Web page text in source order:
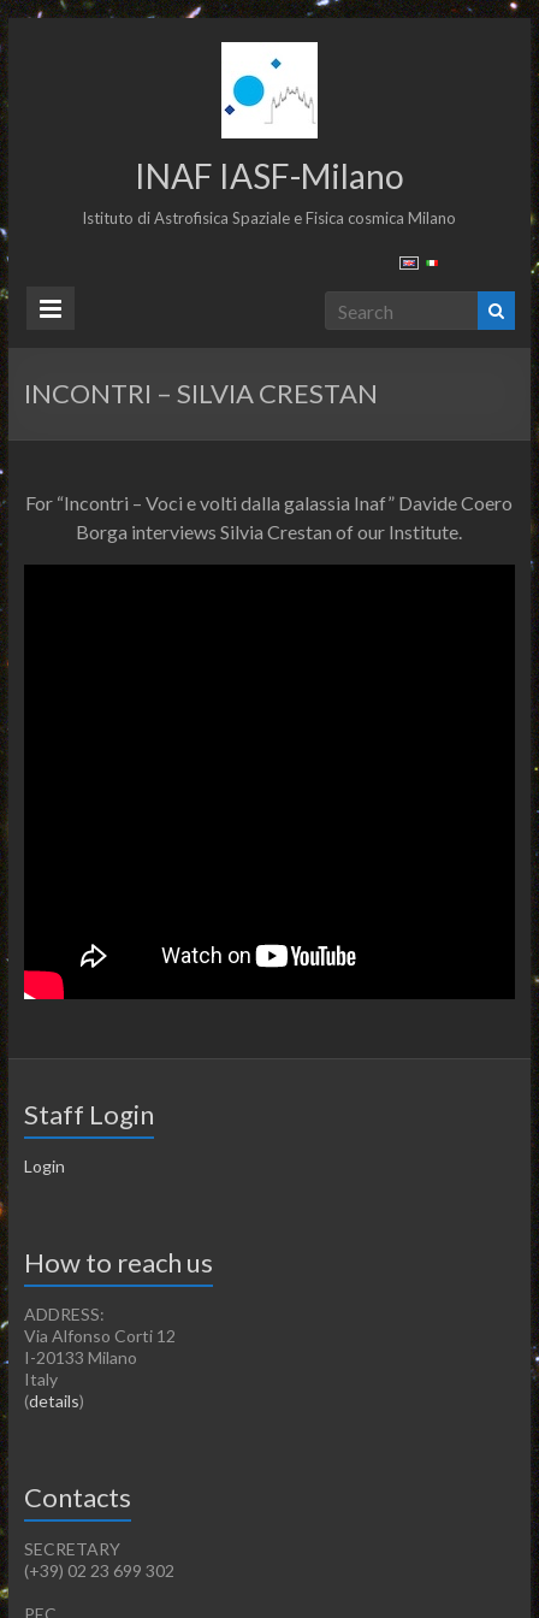
INAF IASF-Milano
Istituto di Astrofisica Spaziale e Fisica cosmica Milano
INCONTRI – SILVIA CRESTAN
For “Incontri – Voci e volti dalla galassia Inaf” Davide Coero
Borga interviews Silvia Crestan of our Institute.
Staff Login
Login
How to reach us
ADDRESS:
Via Alfonso Corti 12
I-20133 Milano
Italy
(details)
Contacts
SECRETARY
(+39) 02 23 699 302
PEC